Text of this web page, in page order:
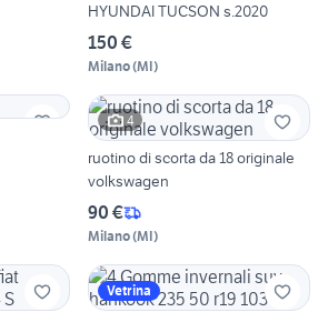
HYUNDAI TUCSON s.2020
150 €
Milano(MI)
4
ruotino di scorta da 18 originale
volkswagen
90 €
Milano(MI)
Vetrina